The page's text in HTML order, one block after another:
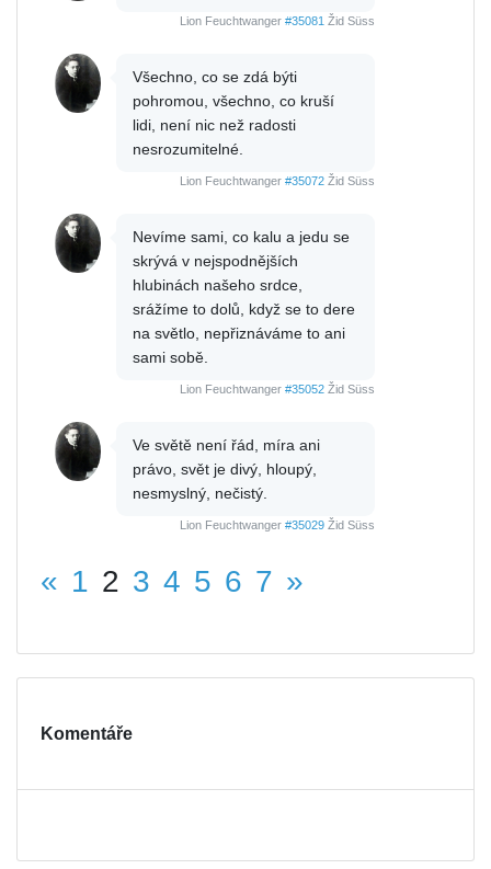
Lion Feuchtwanger #35081 Žid Süss
Všechno, co se zdá býti
pohromou, všechno, co kruší
lidi, není nic než radosti
nesrozumitelné.
Lion Feuchtwanger #35072 Žid Süss
Nevíme sami, co kalu a jedu se
skrývá v nejspodnějších
hlubinách našeho srdce,
srážíme to dolů, když se to dere
na světlo, nepřiznáváme to ani
sami sobě.
Lion Feuchtwanger #35052 Žid Süss
Ve světě není řád, míra ani
právo, svět je divý, hloupý,
nesmyslný, nečistý.
Lion Feuchtwanger #35029 Žid Süss
« 1 2 3 4 5 6 7 »
Komentáře